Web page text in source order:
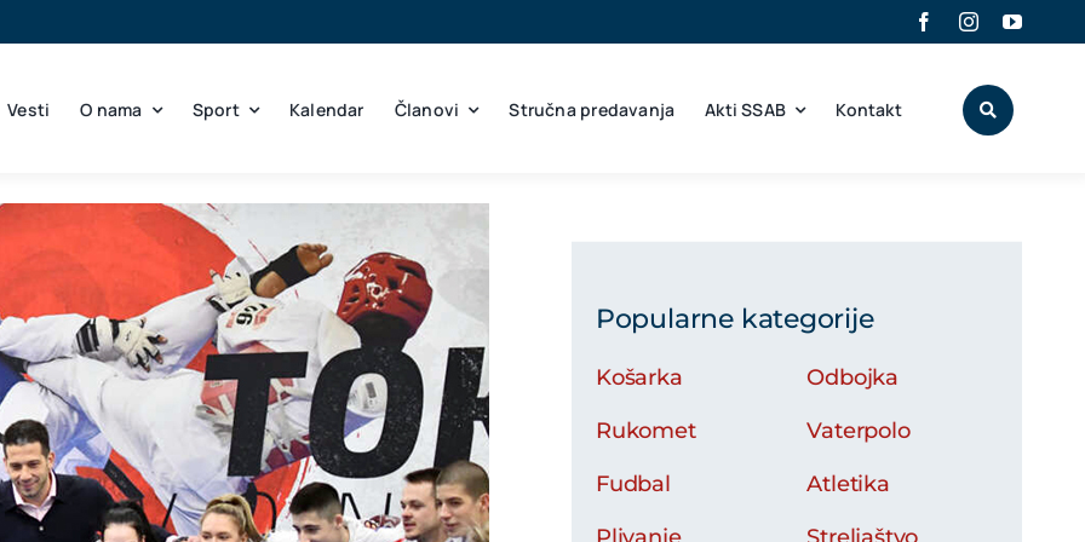
Vesti O nama Sport Kalendar Članovi Stručna predavanja Akti SSAB Kontakt
Popularne kategorije
Košarka
Rukomet
Fudbal
Odbojka
Vaterpolo
Atletika